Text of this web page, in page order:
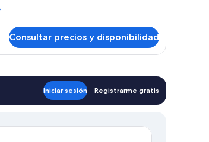
Consultar precios y disponibilidad
Iniciar sesión Registrarme gratis